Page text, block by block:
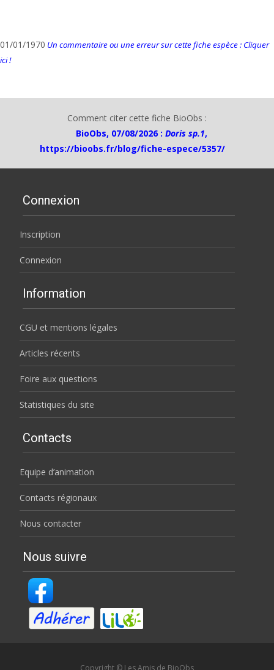
01/01/1970 Un commentaire ou une erreur sur cette fiche espèce : Cliquer
ici !
Comment citer cette fiche BioObs :
BioObs, 07/08/2026 : Doris sp.1,
https://bioobs.fr/blog/fiche-espece/5357/
Connexion
Inscription
Connexion
Information
CGU et mentions légales
Articles récents
Foire aux questions
Statistiques du site
Contacts
Equipe d’animation
Contacts régionaux
Nous contacter
Nous suivre